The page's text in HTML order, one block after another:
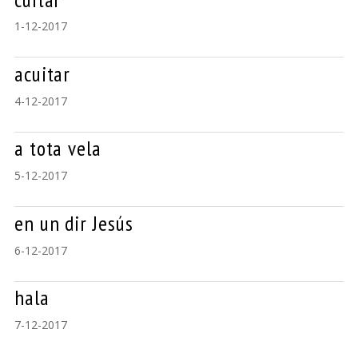
1-12-2017
acuitar
4-12-2017
a tota vela
5-12-2017
en un dir Jesús
6-12-2017
hala
7-12-2017